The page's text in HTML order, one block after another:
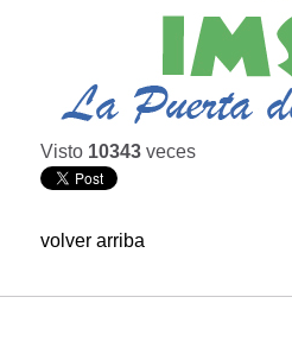
Visto 10343 veces
volver arriba